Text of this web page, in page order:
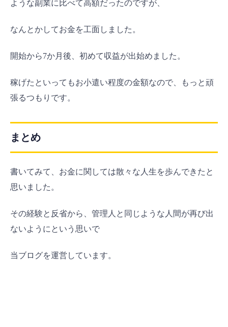
ような副業に比べて高額だったのですが、
なんとかしてお金を工面しました。
開始から7か月後、初めて収益が出始めました。
稼げたといってもお小遣い程度の金額なので、もっと頑
張るつもりです。
まとめ
書いてみて、お金に関しては散々な人生を歩んできたと
思いました。
その経験と反省から、管理人と同じような人間が再び出
ないようにという思いで
当ブログを運営しています。